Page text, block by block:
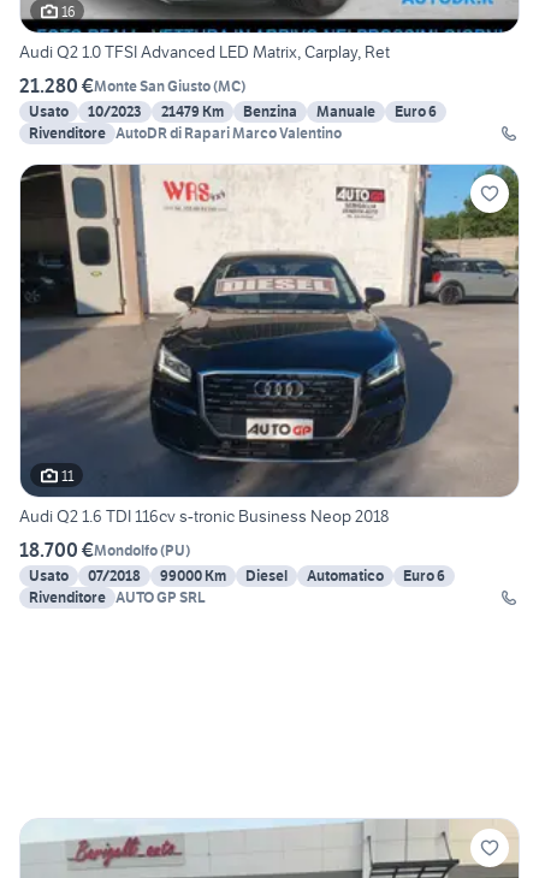
16
Audi Q2 1.0 TFSI Advanced LED Matrix, Carplay, Ret
21.280 €Monte San Giusto(MC)
Usato
10/2023 21479 Km Benzina Manuale
Euro 6
Rivenditore AutoDR di Rapari Marco Valentino
11
Audi Q2 1.6 TDI 116cv s-tronic Business Neop 2018
18.700 €Mondolfo(PU)
Usato
07/2018 99000 Km Diesel Automatico
Euro 6
Rivenditore AUTO GP SRL